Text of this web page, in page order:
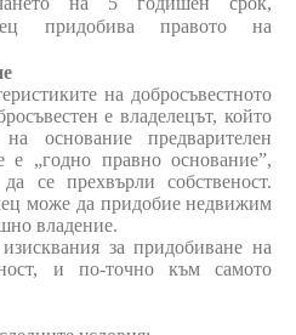
придобива правото на
на добросъвестното
е владелецът, който
основание предварителен
е „годно правно основание”,
се прехвърли собственост.
може да придобие недвижим
владение.
за придобиване на
и по-точно към самото